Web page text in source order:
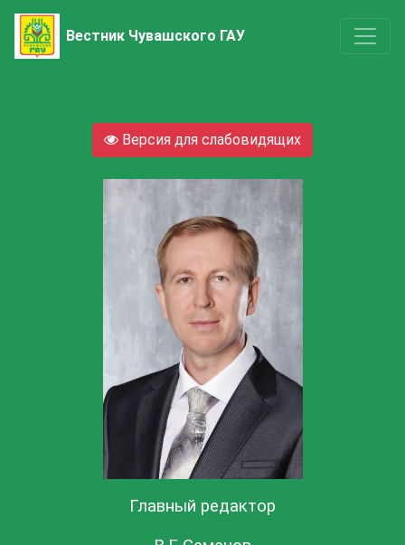
Вестник Чувашского ГАУ
Версия для слабовидящих
Главный редактор